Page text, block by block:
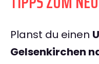
Planst du einen
Gelsenkirchen